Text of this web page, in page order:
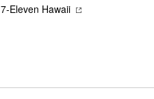
7‐Eleven Hawaii